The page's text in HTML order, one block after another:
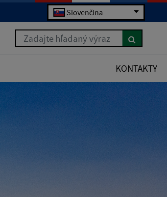
Slovenčina
Zadajte hľadaný výraz
KONTAKTY